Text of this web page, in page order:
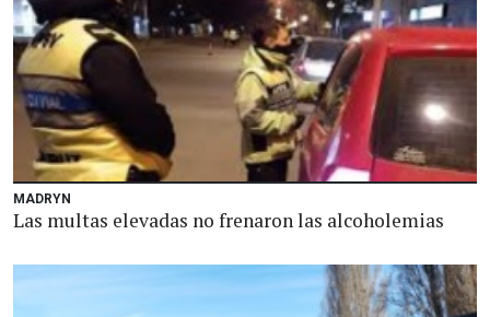
MADRYN
Las multas elevadas no frenaron las alcoholemias